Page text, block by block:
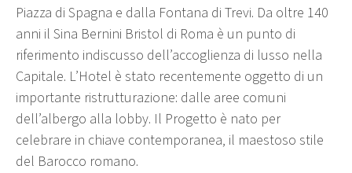
Piazza di Spagna e dalla Fontana di Trevi. Da oltre 140
anni il Sina Bernini Bristol di Roma è un punto di
riferimento indiscusso dell’accoglienza di lusso nella
Capitale. L’Hotel è stato recentemente oggetto di un
importante ristrutturazione: dalle aree comuni
dell’albergo alla lobby. Il Progetto è nato per
celebrare in chiave contemporanea, il maestoso stile
del Barocco romano.